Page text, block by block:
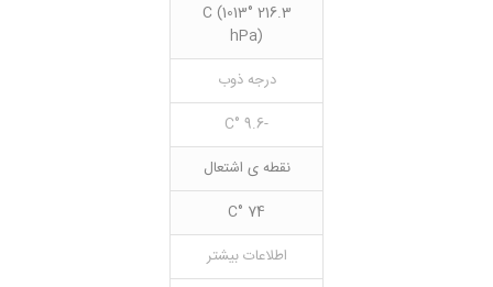
216.3 °C (1013
hPa)
درجه ذوب
-9.6 °C
نقطه ی اشتعال
74 °C
اطلاعات بیشتر